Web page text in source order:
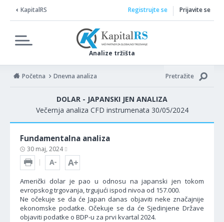
KapitalRS
Analize tržišta
Registrujte se Prijavite se
Početna Dnevna analiza Pretražite
DOLAR - JAPANSKI JEN ANALIZA
Večernja analiza CFD instrumenata 30/05/2024
Fundamentalna analiza
30 maj, 2024
Američki dolar je pao u odnosu na japanski jen tokom
evropskog trgovanja, trgujući ispod nivoa od 157.000.
Ne očekuje se da će Japan danas objaviti neke značajnije
ekonomske podatke. Očekuje se da će Sjedinjene Države
objaviti podatke o BDP-u za prvi kvartal 2024.